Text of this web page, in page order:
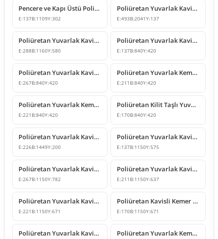
Pencere ve Kapı Üstü Poliüretan Yuvarlak Kavis Kemer
E:137B:1109Y:302
Poliüretan Yuvarlak Kavis Kemer ve Geçiş Dekoru Modeli
E:493B:2041Y:137
Poliüretan Yuvarlak Kavis Kemer Modeli
E:288B:1160Y:580
Poliüretan Yuvarlak Kavis Kemer ve Geçiş Dekoru
E:137B:840Y:420
Poliüretan Yuvarlak Kavis Kemer ve Kapı Üstü Süsleme Modeli
E:267B:840Y:420
Poliüretan Yuvarlak Kemer ve Kilit Taşı Modeli
E:211 B:840Y:420
Poliüretan Yuvarlak Kemer ve Kilit Taşı Modeli
E:221 B:840Y:420
Poliüretan Kilit Taşlı Yuvarlak Kemer Modeli
E:170B:840Y:420
Poliüretan Yuvarlak Kavis Kemer Kapı Pencere Süslemesi
E:226B:1449Y:200
Poliüretan Yuvarlak Kavis Kemer Kapı Pencere Üstü Modeli
E:137B:1150Y:575
Poliüretan Yuvarlak Kavisli Kemer ve Taç Modeli
E:267B:1150Y:782
Poliüretan Yuvarlak Kavisli Kemer ve Geçiş Dekoru
E:211 B:1150Y:637
Poliüretan Yuvarlak Kavis Kemer Modelleri
E:221 B:1150Y:671
Poliüretan Kavisli Kemer ve Kilit Taşı Modeli
E:170B:1150Y:671
Poliüretan Yuvarlak Kavisli Kemer Modeli Poliüretan Yuvarlak Kemer ve Kapı Üstü Kavis Modelleri